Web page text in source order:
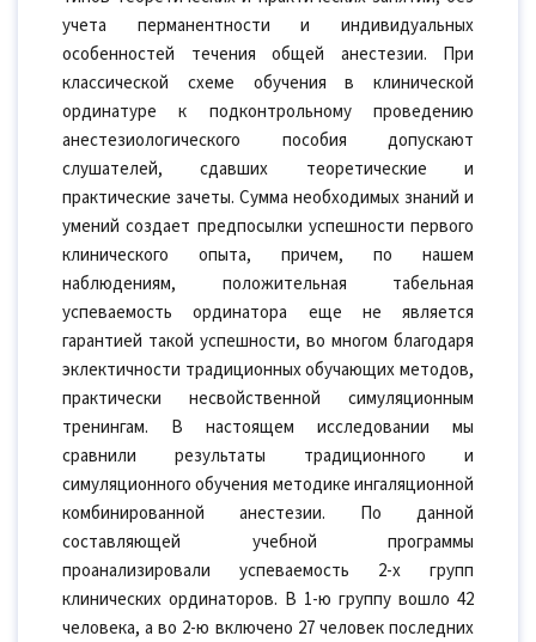
учета перманентности и индивидуальных
особенностей течения общей анестезии. При
классической схеме обучения в клинической
ординатуре к подконтрольному проведению
анестезиологического пособия допускают
слушателей, сдавших теоретические и
практические зачеты. Сумма необходимых знаний и
умений создает предпосылки успешности первого
клинического опыта, причем, по нашем
наблюдениям, положительная табельная
успеваемость ординатора еще не является
гарантией такой успешности, во многом благодаря
эклектичности традиционных обучающих методов,
практически несвойственной симуляционным
тренингам. В настоящем исследовании мы
сравнили результаты традиционного и
симуляционного обучения методике ингаляционной
комбинированной анестезии. По данной
составляющей учебной программы
проанализировали успеваемость 2-х групп
клинических ординаторов. В 1-ю группу вошло 42
человека, а во 2-ю включено 27 человек последних